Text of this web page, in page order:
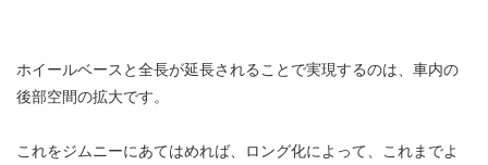
ホイールベースと全長が延長されることで実現するのは、車内の
後部空間の拡大です。
これをジムニーにあてはめれば、ロング化によって、これまでよ